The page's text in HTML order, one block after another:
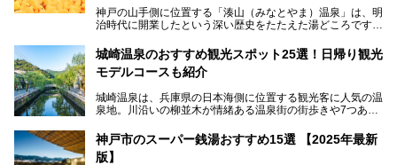
神戸の山手側に位置する「湊山（みなとやま）温泉」は、明
治時代に開業したという深い歴史をたたえた湯どころです。
っぱいに浮かぶアヒルちゃん。さらに、ゆったりくつろげて
コワーキングも可能な休憩スペースも人気に。斬新な企画や
設備で人々をアッと驚かせる湊山温泉の魅力をリポートしま
城崎温泉のおすすめ観光スポット25選！日帰り観光
モデルコースも紹介
城崎温泉は、兵庫県の日本海側に位置する観光客に人気の温
泉地。川沿いの柳並木が情緒ある温泉街の街歩きや7つある
られています。鉄道の駅から温泉街が近く、歩いて回るのに
ちょうどよい規模で、日帰りでの訪問にもおすすめです。
神戸市のスーパー銭湯おすすめ15選 【2025年最新
版】